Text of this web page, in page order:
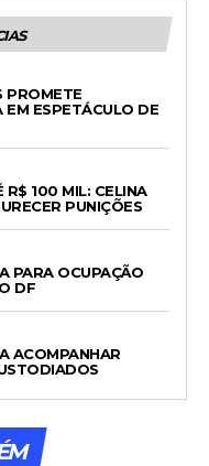
PROMETE
EM ESPETÁCULO DE
100 MIL: CELINA
PUNIÇÕES
PARA OCUPAÇÃO
DF
ACOMPANHAR